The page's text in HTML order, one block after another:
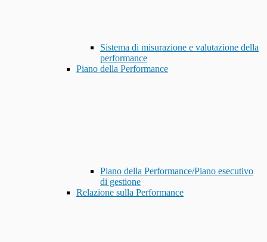
Sistema di misurazione e valutazione della
performance
Piano della Performance
Piano della Performance/Piano esecutivo
di gestione
Relazione sulla Performance